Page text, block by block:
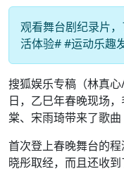
观看舞台剧纪录片
活体验# #运动乐趣
搜狐娱乐专稿（林真
日，乙巳年春晚现场
棠、宋雨琦带来了歌曲
首次登上春晚舞台的
晓彤取经，而且还收